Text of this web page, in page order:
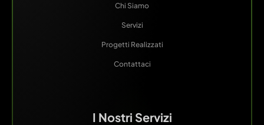
Chi Siamo
Servizi
Progetti Realizzati
Contattaci
I Nostri Servizi